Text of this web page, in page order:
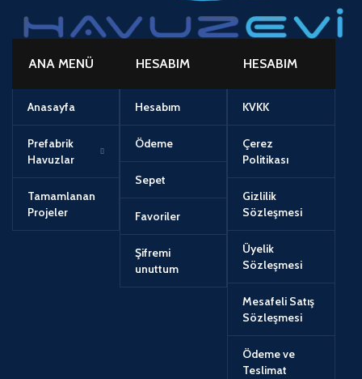
ANA MENÜ
Anasayfa
Prefabrik
Havuzlar
Tamamlanan
Projeler
HESABIM
Hesabım
Ödeme
Sepet
Favoriler
Şifremi
unuttum
HESABIM
KVKK
Çerez
Politikası
Gizlilik
Sözleşmesi
Üyelik
Sözleşmesi
Mesafeli Satış
Sözleşmesi
Ödeme ve
Teslimat